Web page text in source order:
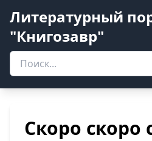
Литературный
"Книгозавр"
Скоро скоро